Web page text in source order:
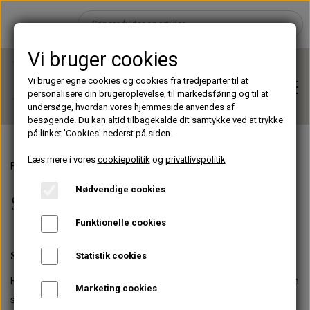
Brands
Forside Lashes Silk Collection
Silk Collection
SILK COLLECTION
Hvis du gerne vil have virkelig
med en
smuk dyb sort farve? Vores
Vi bruger cookies
Vi bruger egne cookies og cookies fra tredjeparter til at
personalisere din brugeroplevelse, til markedsføring og til at
undersøge, hvordan vores hjemmeside anvendes af
besøgende. Du kan altid tilbagekalde dit samtykke ved at trykke
på linket 'Cookies' nederst på siden.
Læs mere i vores cookiepolitikog privatlivspolitik
Nødvendige cookies
Funktionelle cookies
Statistik cookies
Marketing cookies